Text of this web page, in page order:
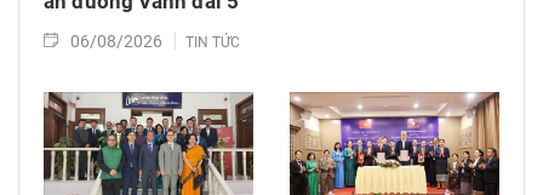
06/08/2026 TIN TỨC